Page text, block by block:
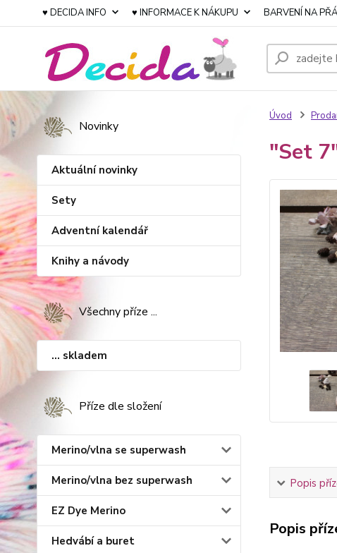
♥ DECIDA INFO ♥ INFORMACE K NÁKUPU BARVENÍ NA
Novinky
Aktuální novinky
Sety
Adventní kalendář
Knihy a návody
Všechny příze ...
... skladem
Příze dle složení
Merino/vlna se superwash
Merino/vlna bez superwash
EZ Dye Merino
Hedvábí a buret
Úvod
"Set
Popis
Popis